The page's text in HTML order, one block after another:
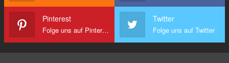
Pinterest
Folge uns auf Pinterest
Twitter
Folge uns auf Twitter